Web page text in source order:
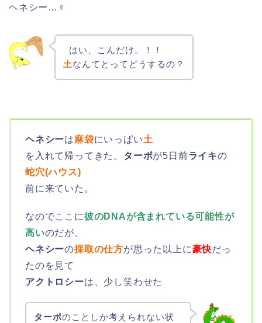
ヘネシー…♀
はい、こんだけ。！！
土なんてとってどうするの？
ヘネシーは麻袋にいっぱい土
を入れて帰ってきた。 ターボが5日前ライキの
蛇穴(ハウス)
前に来ていた。
なのでここに彼のDNAが含まれている可能性が
高いのだが、
ヘネシーの採取の仕方が思った以上に豪快だっ
たのを見て
アクトロシーは、少し笑わせた
ターボのことしか考えられない状